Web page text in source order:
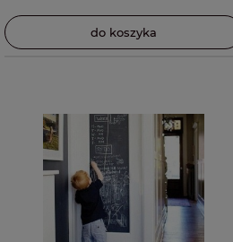
do koszyka